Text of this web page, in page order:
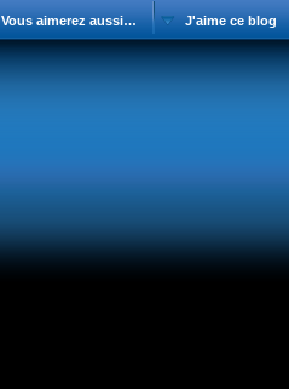
Vous aimerez aussi… J'aime ce blog